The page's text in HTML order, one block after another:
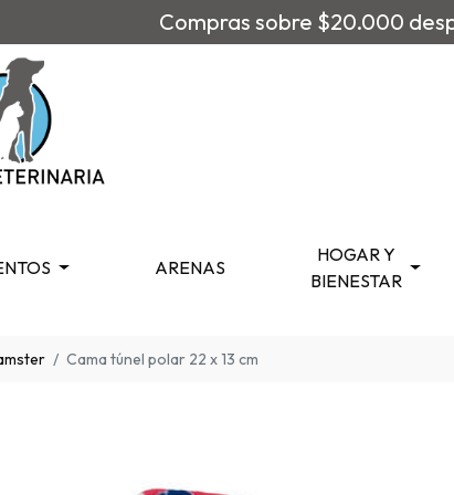
Compras sobre $20.000
ARENAS
HOGAR Y
BIENESTAR
Cama túnel polar 22 x 13 cm